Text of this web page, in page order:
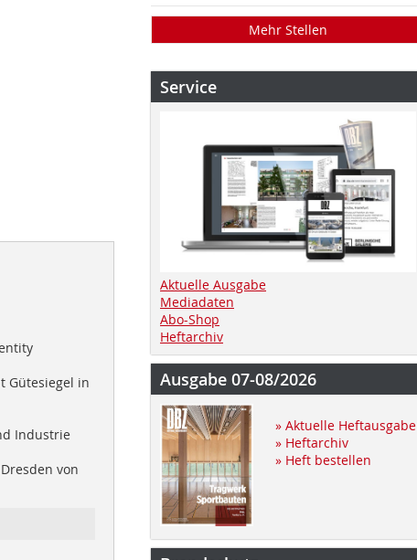
Gütesiegel in
Industrie
von
Mehr Stellen
Service
Aktuelle Ausgabe
Mediadaten
Abo-Shop
Heftarchiv
Ausgabe 07-08/2026
» Aktuelle Heftausgabe
» Heftarchiv
» Heft bestellen